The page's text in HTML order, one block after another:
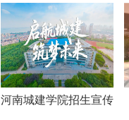
宣传片
河南城建学院招生宣传